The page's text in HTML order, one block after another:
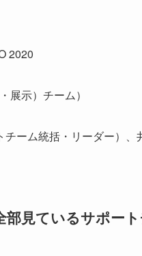
2020
展示）チーム）
チーム統括・リーダー）
部見ているサポー